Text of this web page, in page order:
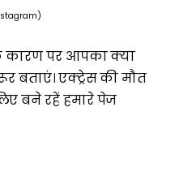
कारण पर आपका क्या
एक्ट्रेस की मौत
बने रहें हमारे पेज